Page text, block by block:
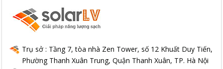
Trụ sở : Tầng 7, tòa nhà Zen Tower, số 12 Khuất Duy Tiến,
Phường Thanh Xuân Trung, Quận Thanh Xuân, TP. Hà Nội